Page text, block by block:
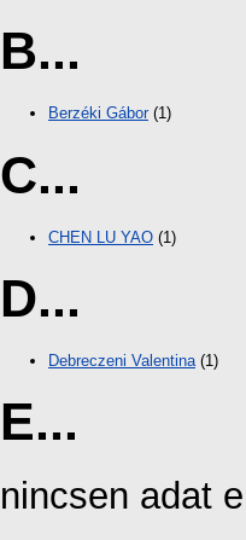
B...
Berzéki Gábor(1)
C...
CHEN LU YAO (1)
D...
Debreczeni Valentina (1)
E...
nincsen adat